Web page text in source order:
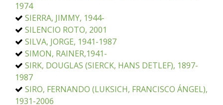
1974
SIERRA, JIMMY, 1944-
SILENCIO ROTO, 2001
SILVA, JORGE, 1941-1987
SIMON, RAINER,1941-
SIRK, DOUGLAS (SIERCK, HANS DETLEF), 1897-
1987
SIRO, FERNANDO (LUKSICH, FRANCISCO ÁNGEL),
1931-2006